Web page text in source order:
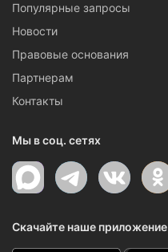
Популярные запросы
Новости
Правовые основания
Партнерам
Контакты
Мы в соц. сетях
Скачайте наше приложение